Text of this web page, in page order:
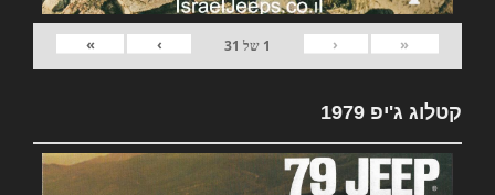
«
‹
1 של 31
›
»
קטלוג ג'יפ 1979